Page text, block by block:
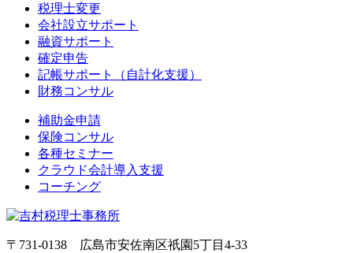
税理士変更
会社設立サポート
融資サポート
確定申告
記帳サポート（自計化支援）
財務コンサル
補助金申請
保険コンサル
各種セミナー
クラウド会計導入支援
コーチング
〒731-0138 広島市安佐南区祇園5丁目4‐33